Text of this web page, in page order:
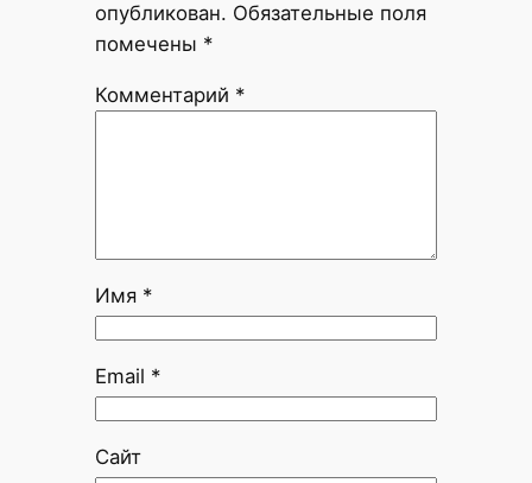
опубликован. Обязательные поля
помечены *
Комментарий *
Имя *
Email *
Сайт